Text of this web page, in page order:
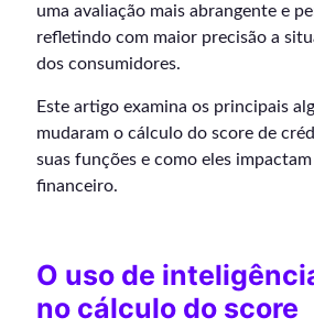
uma avaliação mais abrangente e
refletindo com maior precisão a
dos consumidores.
Este artigo examina os principais
mudaram o cálculo do score de
suas funções e como eles
financeiro.
O uso de
no cálculo do score